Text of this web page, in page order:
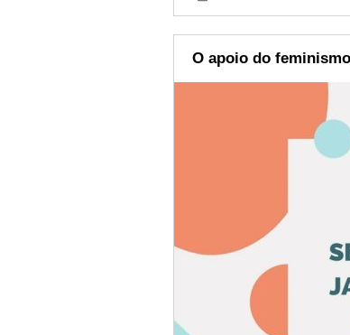
O apoio do feminismo